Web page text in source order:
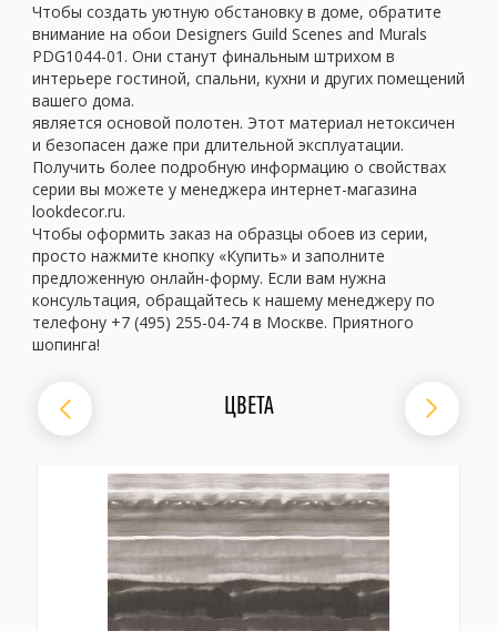
Чтобы создать уютную обстановку в доме, обратите
внимание на обои Designers Guild Scenes and Murals
PDG1044-01. Они станут финальным штрихом в
интерьере гостиной, спальни, кухни и других помещений
вашего дома.
является основой полотен. Этот материал нетоксичен
и безопасен даже при длительной эксплуатации.
Получить более подробную информацию о свойствах
серии вы можете у менеджера интернет-магазина
lookdecor.ru.
Чтобы оформить заказ на образцы обоев из серии,
просто нажмите кнопку «Купить» и заполните
предложенную онлайн-форму. Если вам нужна
консультация, обращайтесь к нашему менеджеру по
телефону +7 (495) 255-04-74 в Москве. Приятного
шопинга!
ЦВЕТА